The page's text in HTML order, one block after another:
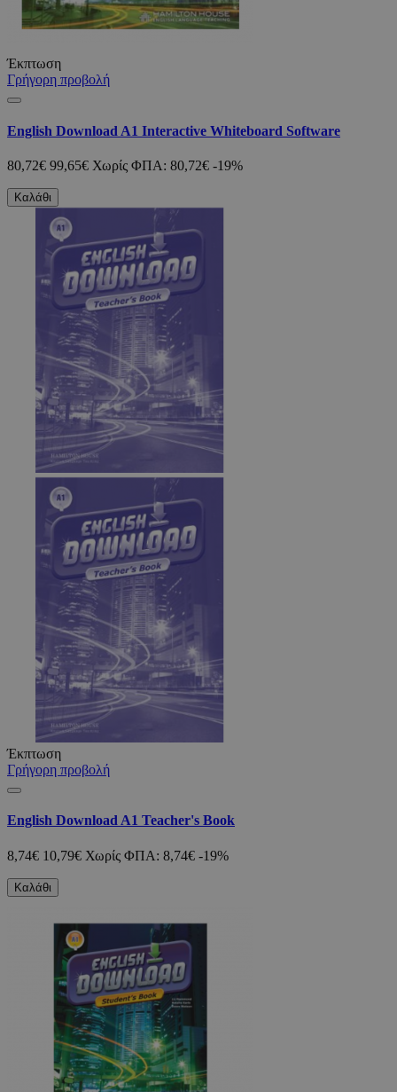
Έκπτωση
Γρήγορη προβολή
English Download A1 Interactive Whiteboard Software
80,72€ 99,65€ Χωρίς ΦΠΑ: 80,72€ -19%
Καλάθι
Έκπτωση
Γρήγορη προβολή
English Download A1 Teacher's Book
8,74€ 10,79€ Χωρίς ΦΠΑ: 8,74€ -19%
Καλάθι